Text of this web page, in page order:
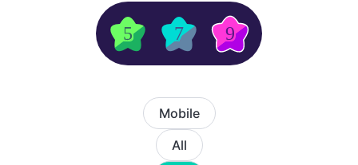
5 7 9
Mobile
All